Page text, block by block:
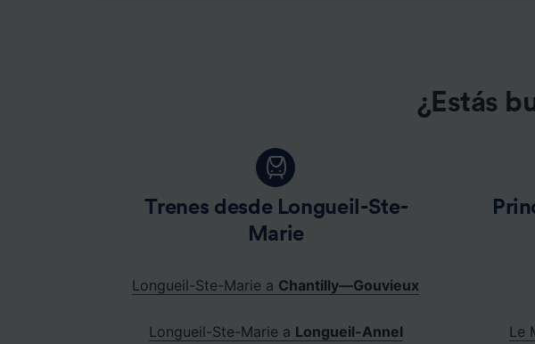
¿Estás
Trenes desde Longueil-Ste-
Marie
Longueil-Ste-Marie a Chantilly—Gouvieux
Longueil-Ste-Marie a Longueil-Annel Le